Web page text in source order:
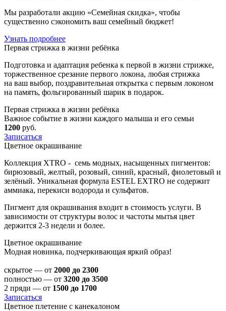
Мы разработали акцию «Семейная скидка», чтобы
существенно сэкономить ваш семейный бюджет!
Узнать подробнее
Первая стрижка в жизни ребёнка
Подготовка и адаптация ребенка к первой в жизни стрижке,
торжественное срезание первого локона, любая стрижка
на ваш выбор, поздравительная открытка с первым локоном
на память, фольгированный шарик в подарок.
Первая стрижка в жизни ребёнка
Важное событие в жизни каждого малыша и его семьи
1200 руб.
Записаться
Цветное окрашивание
Коллекция XTRO - семь модных, насыщенных пигментов:
бирюзовый, желтый, розовый, синий, красный, фиолетовый и
зелёный. Уникальная формула ESTEL EXTRO не содержит
аммиака, перекиси водорода и сульфатов.
Пигмент для окрашивания входит в стоимость услуги. В
зависимости от структуры волос и частоты мытья цвет
держится 2-3 недели и более.
Цветное окрашивание
Модная новинка, подчеркивающая яркий образ!
скрытое — от 2000 до 2300
полностью — от 3200 до 3500
2 пряди — от 1500 до 1700
Записаться
Цветное плетение с канекалоном